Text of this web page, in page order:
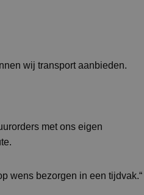
wij transport aanbieden.
met ons eigen
wens bezorgen in een tijdvak.“